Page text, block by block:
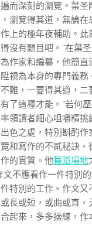
而深刻的瀏覽。葉圣
瀏覽得其道，無論
上的極年夜輔助。此
沒有題目吧。”在葉
作家和編纂，他簡直
視為本身的專門義務
難，一要得其道，
了這種才能。”若何
領讀者細心咀嚼精挑
色之處，特別斟酌作
和寫作的不貳秘訣，
的實質。他舞蹈場地
文不應看作一件特別
特別的工作。作文又
長或短，或曲或直，
起來，多多操練，作